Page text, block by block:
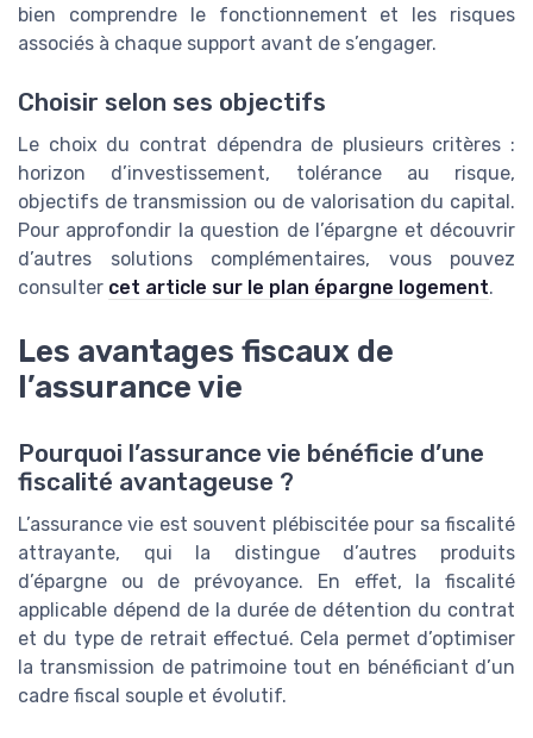
bien comprendre le fonctionnement et les risques
associés à chaque support avant de s’engager.
Choisir selon ses objectifs
Le choix du contrat dépendra de plusieurs critères :
horizon d’investissement, tolérance au risque,
objectifs de transmission ou de valorisation du capital.
Pour approfondir la question de l’épargne et découvrir
d’autres solutions complémentaires, vous pouvez
consulter cet article sur le plan épargne logement.
Les avantages fiscaux de
l’assurance vie
Pourquoi l’assurance vie bénéficie d’une
fiscalité avantageuse ?
L’assurance vie est souvent plébiscitée pour sa fiscalité
attrayante, qui la distingue d’autres produits
d’épargne ou de prévoyance. En effet, la fiscalité
applicable dépend de la durée de détention du contrat
et du type de retrait effectué. Cela permet d’optimiser
la transmission de patrimoine tout en bénéficiant d’un
cadre fiscal souple et évolutif.